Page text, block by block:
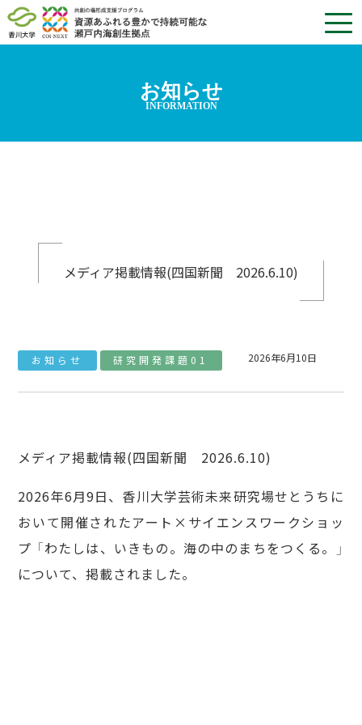
お知らせ
INFORMATION
メディア掲載情報(四国新聞 2026.6.10)
お知らせ 研究開発課題01 2026年6月10日
メディア掲載情報(四国新聞 2026.6.10)
2026年6月9日、香川大学芸術未来研究場せとうちに
おいて開催されたアート×サイエンスワークショッ
プ 「わたしは、いきもの。海の中のまちをつくる。」
について、掲載されました。